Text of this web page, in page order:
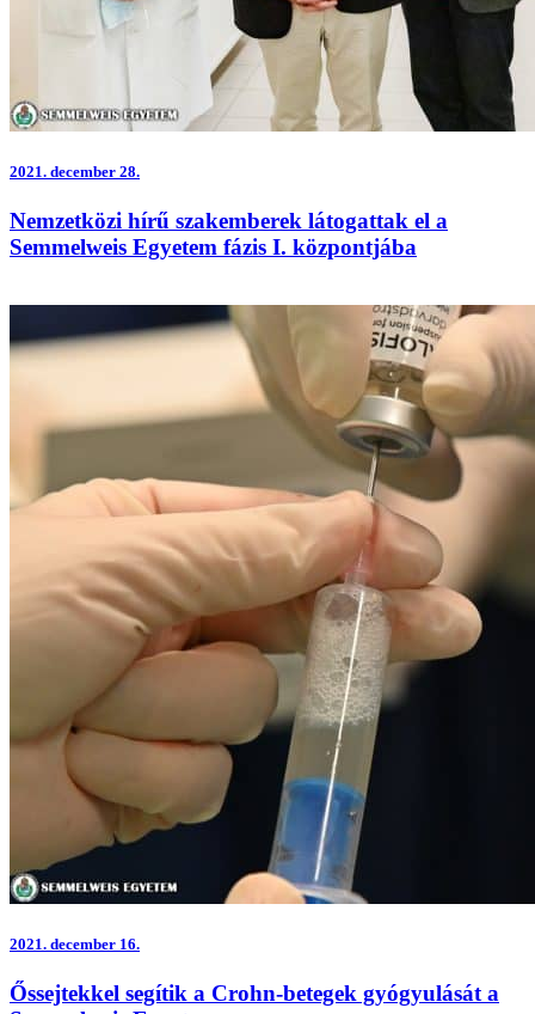
2021. december 28.
Nemzetközi hírű szakemberek látogattak el a
Semmelweis Egyetem fázis I. központjába
2021. december 16.
Őssejtekkel segítik a Crohn-betegek gyógyulását a